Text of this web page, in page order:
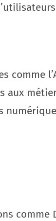
comme
aux
comme